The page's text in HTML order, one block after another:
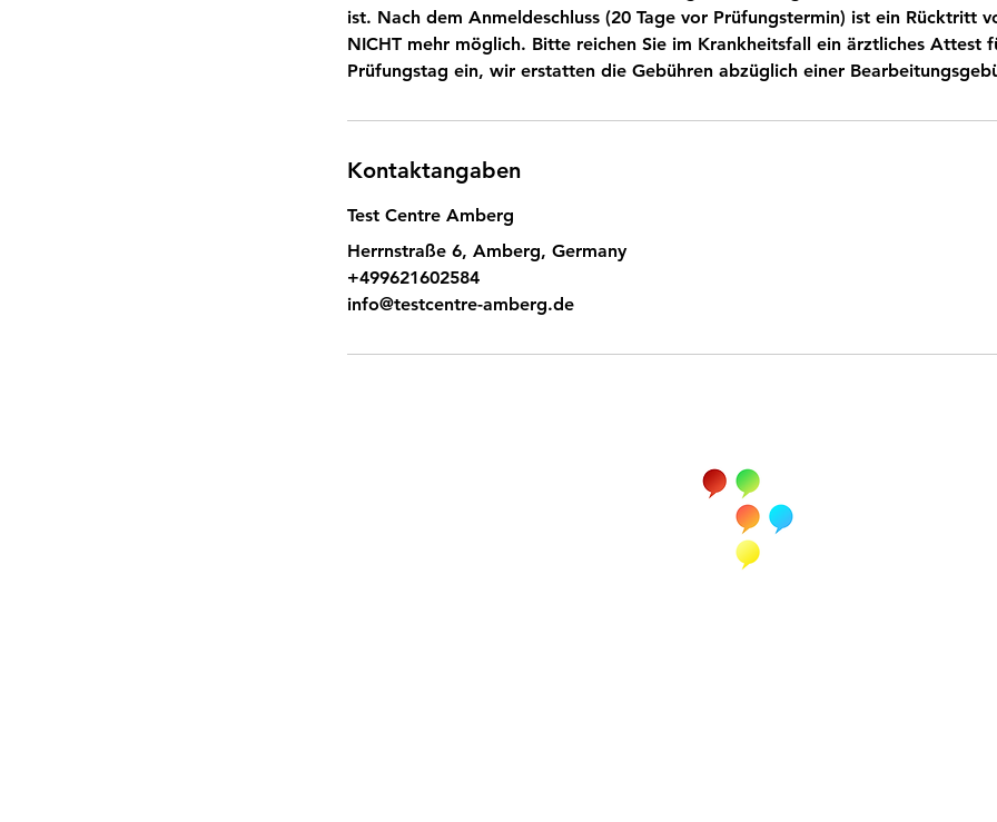
ist. Nach dem Anmeldeschluss (20 Tage vor Prüfungstermin) ist ein Rücktritt
NICHT mehr möglich. Bitte reichen Sie im Krankheitsfall ein ärztliches Attest
Prüfungstag ein, wir erstatten die Gebühren abzüglich einer
Kontaktangaben
Test Centre Amberg
Herrnstraße 6, Amberg, Germany
+499621602584
info@testcentre-amberg.de